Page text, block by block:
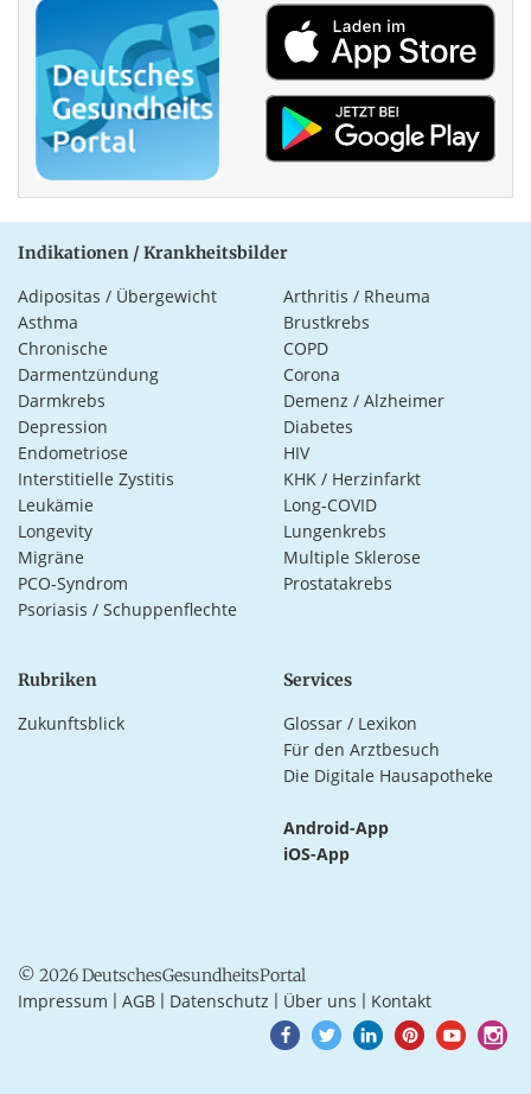
Indikationen / Krankheitsbilder
Adipositas / Übergewicht
Arthritis / Rheuma
Asthma
Brustkrebs
Chronische
Darmentzündung
COPD
Corona
Darmkrebs
Demenz / Alzheimer
Depression
Diabetes
Endometriose
HIV
Interstitielle Zystitis
KHK / Herzinfarkt
Leukämie
Long-COVID
Longevity
Lungenkrebs
Migräne
Multiple Sklerose
PCO-Syndrom
Prostatakrebs
Psoriasis / Schuppenflechte
Rubriken
Zukunftsblick
Services
Glossar / Lexikon
Für den Arztbesuch
Die Digitale Hausapotheke
Android-App
iOS-App
© 2026 DeutschesGesundheitsPortal
Impressum AGB Datenschutz Über uns Kontakt